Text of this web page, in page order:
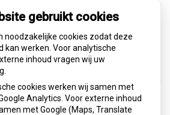
Voorbereiding
praktijkruimte ten
behoeve van
chirurgische
verrichtingen vallend
onder onderdeel B
Hemisectie van een
molaar
€ 90.02
gebruikt cookies
noodzakelijke cookies zodat deze
kan werken. Voor analytische
inhoud vragen wij uw
cookies werken wij samen met
Analytics. Voor externe inhoud
met Google (Maps, Translate